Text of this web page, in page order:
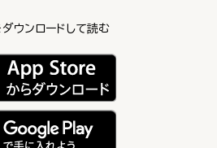
ダウンロードして読む